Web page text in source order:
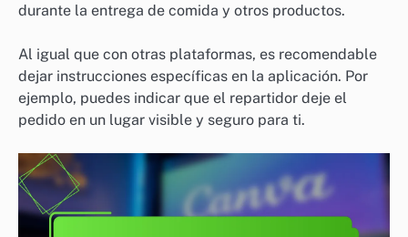
durante la entrega de comida y otros productos.
Al igual que con otras plataformas, es recomendable
dejar instrucciones específicas en la aplicación. Por
ejemplo, puedes indicar que el repartidor deje el
pedido en un lugar visible y seguro para ti.